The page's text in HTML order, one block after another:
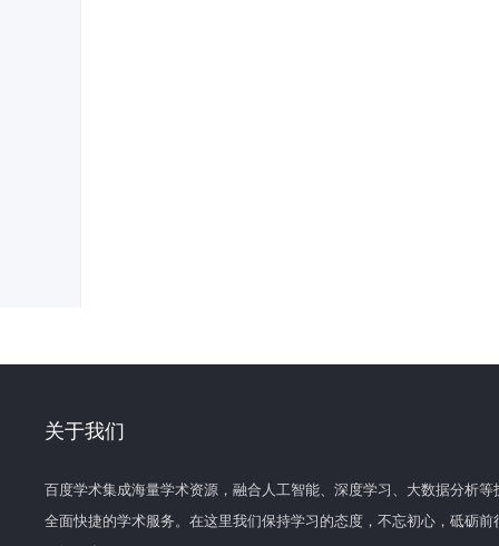
关于我们
百度学术集成海量学术资源，融合人工智能、深度学习、大数据分析
全面快捷的学术服务。在这里我们保持学习的态度，不忘初心，砥砺前